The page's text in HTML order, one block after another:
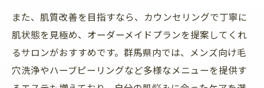
また、肌質改善を目指すなら、カウンセリングで丁寧に
肌状態を見極め、オーダーメイドプランを提案してくれ
るサロンがおすすめです。群馬県内では、メンズ向け毛
穴洗浄やハーブピーリングなど多様なメニューを提供す